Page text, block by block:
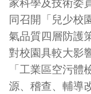
名
單.jpg
同召開「兒少校
氣品質四層防護
對校園具較大影
「工業區空污
源、稽查、輔導